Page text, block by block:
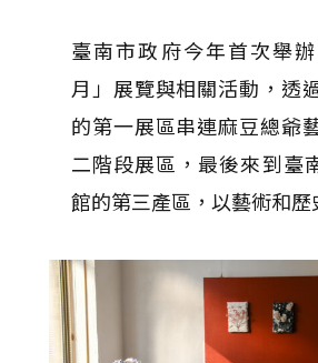
臺南市政府今年首次舉
月」展覽與相關活動，透
的第一展區串連麻豆總爺
二階段展區，最後來到臺
館的第三產區，以藝術和歷